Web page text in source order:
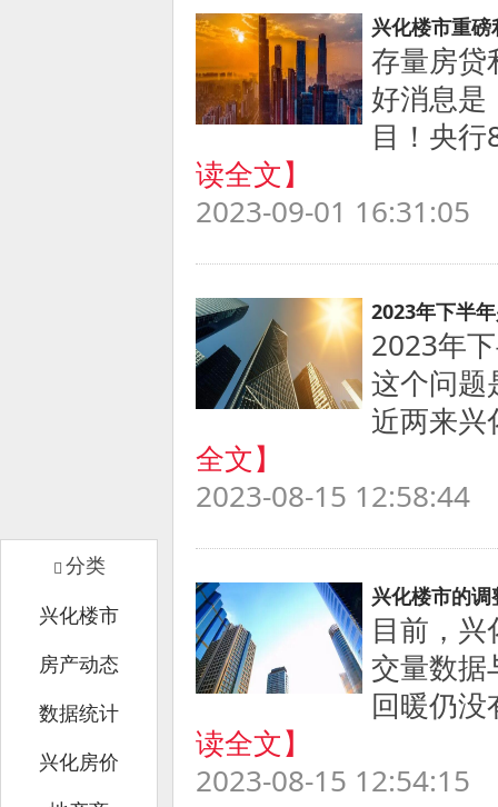
 分类
兴化楼市
房产动态
数据统计
兴化房价
兴化楼市重
存量房贷
好消息是
目！央
读全文】
2023-09-01 16:31:05
2023年下半
2023年
这个问题
近两来兴
全文】
2023-08-15 12:58:44
兴化楼市的
目前，
交量数据
回暖仍
读全文】
2023-08-15 12:54:15